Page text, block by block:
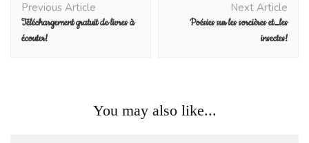
Navigation
Previous Article
Téléchargement gratuit de livres à
écouter!
Next Article
Poésies sur les sorcières et…les
insectes!
You may also like...